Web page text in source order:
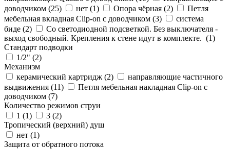
доводчиком (25) нет (1) Опора чёрная (2)
Петля
мебельная вкладная Clip-on с доводчиком (3)
система
биде (2)
Со светодиодной подсветкой. Без выключателя -
выход свободный. Крепления к стене идут в комплекте. (1)
Стандарт подводки
1/2" (2)
Механизм
керамический картридж (2)
направляющие частичного
выдвижения (11)
Петля мебельная накладная Clip-on с
доводчиком (7)
Количество режимов струи
1 (1) 3 (2)
Тропический (верхний) душ
нет (1)
Защита от обратного потока